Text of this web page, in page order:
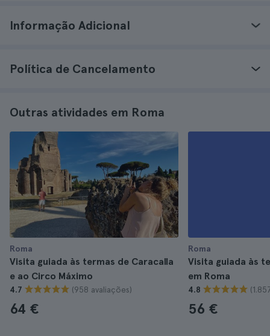
Informação Adicional
Política de Cancelamento
Outras atividades em Roma
Roma
Visita guiada às termas de Caracalla
e ao Circo Máximo
4.7 (958 avaliações)
64 €
Roma
Visita guiada às
em Roma
4.8
56 €